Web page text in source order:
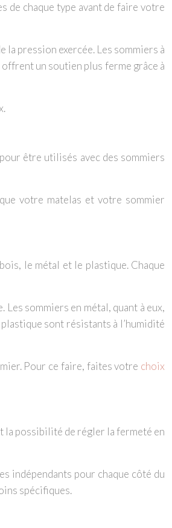
de chaque type avant de faire votre
pression exercée. Les sommiers à
un soutien plus ferme grâce à
être utilisés avec des sommiers
votre matelas et votre sommier
le métal et le plastique. Chaque
sommiers en métal, quant à eux,
sont résistants à l’humidité
Pour ce faire, faites votre choix
la possibilité de régler la fermeté en
indépendants pour chaque côté du
spécifiques.